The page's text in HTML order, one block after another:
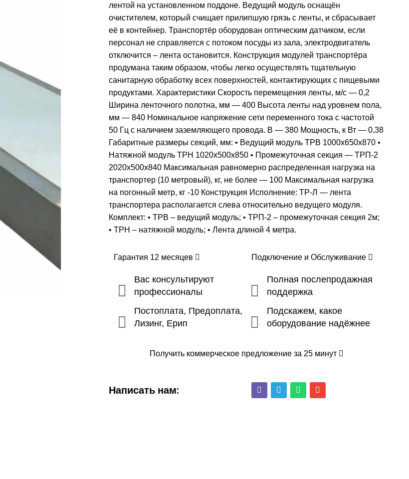
лентой на установленном поддоне. Ведущий модуль оснащён
очистителем, который счищает прилипшую грязь с ленты, и сбрасывает
её в контейнер. Транспортёр оборудован оптическим датчиком, если
персонал не справляется с потоком посуды из зала, электродвигатель
отключится – лента остановится. Конструкция модулей транспортёра
продумана таким образом, чтобы легко осуществлять тщательную
санитарную обработку всех поверхностей, контактирующих с пищевыми
продуктами. Характеристики Скорость перемещения ленты, м/с — 0,2
Ширина ленточного полотна, мм — 400 Высота ленты над уровнем пола,
мм — 840 Номинальное напряжение сети переменного тока с частотой
50 Гц с наличием заземляющего провода. В — 380 Мощность, к Вт — 0,38
Габаритные размеры секций, мм: • Ведущий модуль ТРВ 1000х650х870 •
Натяжной модуль ТРН 1020х500х850 • Промежуточная секция — ТРП-2
2020х500х840 Максимальная равномерно распределенная нагрузка на
транспортер (10 метровый), кг, не более — 100 Максимальная нагрузка
на погонный метр, кг -10 Конструкция Исполнение: ТР-Л — лента
транспортера располагается слева относительно ведущего модуля.
Комплект: • ТРВ – ведущий модуль; • ТРП-2 – промежуточная секция 2м;
• ТРН – натяжной модуль; • Лента длиной 4 метра.
Гарантия 12 месяцев Подключение и Обслуживание
Вас консультируют
профессионалы
Постоплата, Предоплата,
Лизинг, Ерип
Полная послепродажная
поддержка
Подскажем, какое
оборудование надёжнее
Получить коммерческое предложение за 25 минут
Написать нам: